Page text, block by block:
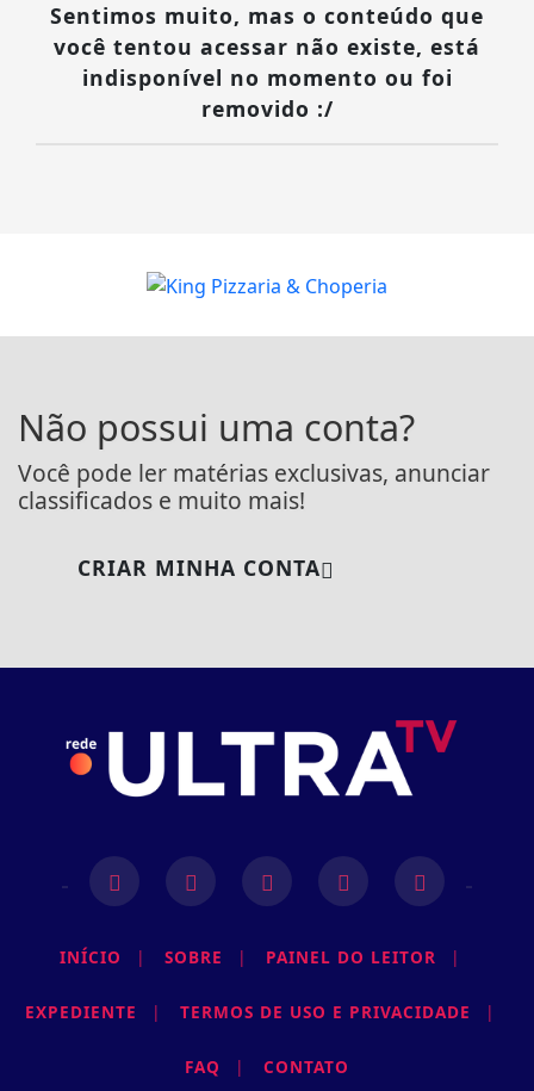
Sentimos muito, mas o conteúdo que
você tentou acessar não existe, está
indisponível no momento ou foi
removido :/
Não possui uma conta?
Você pode ler matérias exclusivas, anunciar
classificados e muito mais!
CRIAR MINHA CONTA
INÍCIO | SOBRE | PAINEL DO LEITOR |
EXPEDIENTE | TERMOS DE USO E PRIVACIDADE |
FAQ | CONTATO